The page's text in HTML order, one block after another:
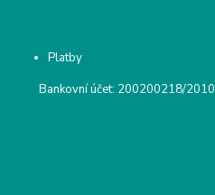
Platby
Bankovní účet: 200200218/2010